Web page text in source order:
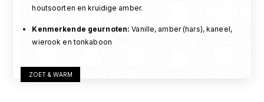
houtsoorten en kruidige amber.
Kenmerkende geurnoten: Vanille, amber (hars), kaneel,
wierook en tonkaboon
ZOET & WARM